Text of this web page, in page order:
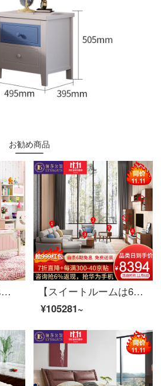
お勧め商品
夫婦莎公館子供用ベッド洋式英倫ベッド男女シングルベッド青少年学生用ベッド家具8301スペアリブベッド+マットレス1つ1500*2000
【スイートルームは6割引が受けられます。】夫婦室北欧リビングルームの家具セットA【80-150平方メートル】適用コース3（リビング5点セット）胡桃色
¥105281~